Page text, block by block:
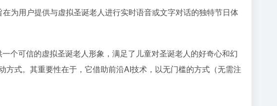
为用户提供与虚拟圣诞老人进行实时语音或文字对话的独特节日体
个可信的虚拟圣诞老人形象，满足了儿童对圣诞老人的好奇心和幻
式。其重要性在于，它借助前沿AI技术，以无门槛的方式（无需注